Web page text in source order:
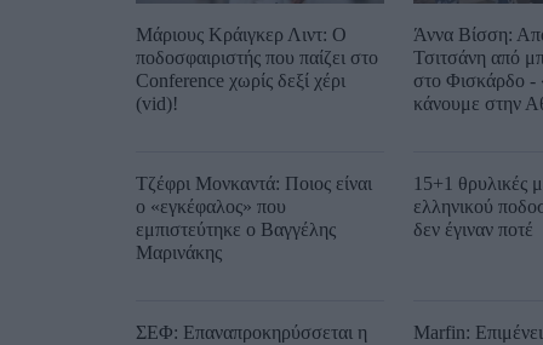
Μάριους Κράιγκερ Λιντ: Ο
ποδοσφαιριστής που παίζει στο
Conference χωρίς δεξί χέρι
(vid)!
Τζέφρι Μονκαντά: Ποιος είναι
ο «εγκέφαλος» που
εμπιστεύτηκε ο Βαγγέλης
Μαρινάκης
ΣΕΦ: Επαναπροκηρύσσεται η
Άννα Βίσση:
Τσιτσάνη από
στο Φισκάρδο -
κάνουμε στην
15+1 θρυλικές
ελληνικού
δεν έγιναν ποτέ
Marfin: